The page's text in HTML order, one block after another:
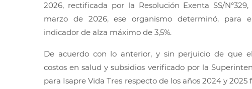
2026, rectificada por la Resolución Exenta SS/
marzo de 2026, ese organismo determinó, para
indicador de alza máximo de 3,5%.
De acuerdo con lo anterior, y sin perjuicio de que
costos en salud y subsidios verificado por la
para Isapre Vida Tres respecto de los años 2024 y 2025